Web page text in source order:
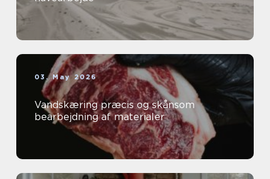
03. May 2026
Vandskæring præcis og skånsom
bearbejdning af materialer